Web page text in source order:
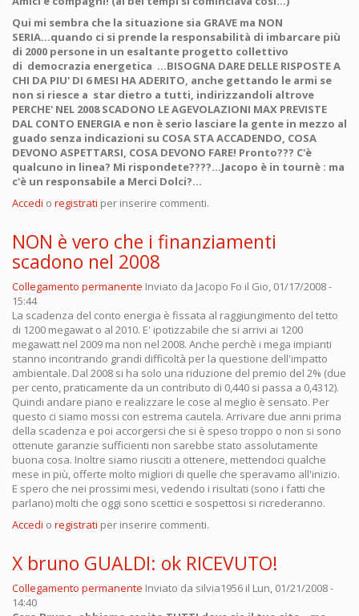
Qui mi sembra che la situazione sia GRAVE ma NON
SERIA...quando ci si prende la responsabilità di imbarcare più
di 2000 persone in un esaltante progetto collettivo
di democrazia energetica ...BISOGNA DARE DELLE RISPOSTE A
CHI DA PIU' DI 6 MESI HA ADERITO, anche gettando le armi se
non si riesce a star dietro a tutti, indirizzandoli altrove
PERCHE' NEL 2008 SCADONO LE AGEVOLAZIONI MAX PREVISTE
DAL CONTO ENERGIA e non è serio lasciare la gente in mezzo al
guado senza indicazioni su COSA STA ACCADENDO, COSA
DEVONO ASPETTARSI, COSA DEVONO FARE! Pronto??? C'è
qualcuno in linea? Mi rispondete????...Jacopo è in tournè : ma
c'è un responsabile a Merci Dolci?...
Accedi o registrati per inserire commenti.
NON è vero che i finanziamenti
scadono nel 2008
Collegamento permanente Inviato da Jacopo Fo il Gio, 01/17/2008 -
15:44
La scadenza del conto energia è fissata al raggiungimento del tetto
di 1200 megawat o al 2010. E' ipotizzabile che si arrivi ai 1200
megawatt nel 2009 ma non nel 2008. Anche perchè i mega impianti
stanno incontrando grandi difficoltà per la questione dell'impatto
ambientale. Dal 2008 si ha solo una riduzione del premio del 2% (due
per cento, praticamente da un contributo di 0,440 si passa a 0,4312).
Quindi andare piano e realizzare le cose al meglio è sensato. Per
questo ci siamo mossi con estrema cautela. Arrivare due anni prima
della scadenza e poi accorgersi che si è speso troppo o non si sono
ottenute garanzie sufficienti non sarebbe stato assolutamente
buona cosa. Inoltre siamo riusciti a ottenere, mettendoci qualche
mese in più, offerte molto migliori di quelle che speravamo all'inizio.
E spero che nei prossimi mesi, vedendo i risultati (sono i fatti che
parlano) molti che oggi sono scettici e sospettosi si ricrederanno.
Accedi o registrati per inserire commenti.
X bruno GUALDI: ok RICEVUTO!
Collegamento permanente Inviato da silvia1956 il Lun, 01/21/2008 -
14:40